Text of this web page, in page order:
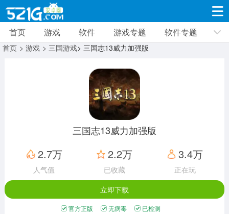
游戏 软件 游戏专题 软件专题 新闻资讯
8693款应用
动作闯关
12961款应用
赛车竞速
3630款应用
卡牌对战
2051款应用
体育运动
1279款应用
手游辅助
1958款应用
首页 游戏 软件 游戏专题 软件专题
首页 > 游戏 > 三国游戏> 三国志13威力加强版
三国志13威力加强版
2.7万
人气值
2.2万
已收藏
3.4万
正在玩
立即下载
官方正版 无病毒 已检测